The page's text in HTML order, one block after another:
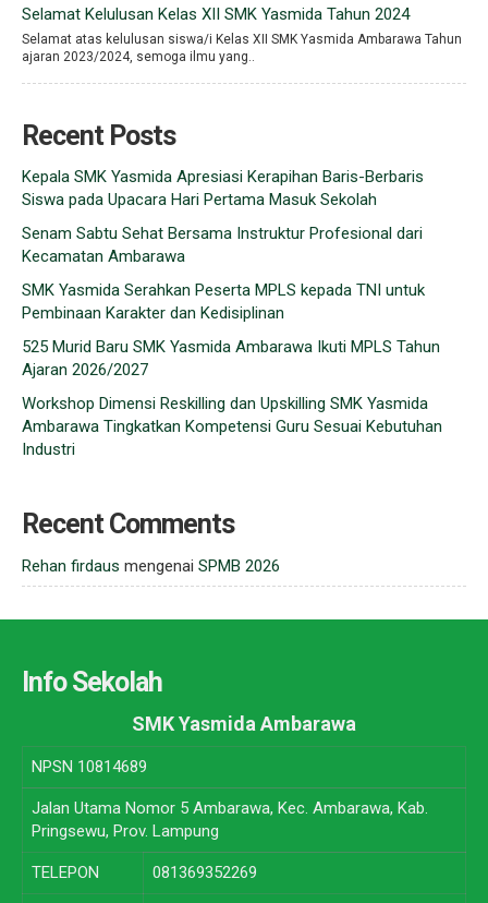
Selamat Kelulusan Kelas XII SMK Yasmida Tahun 2024
Selamat atas kelulusan siswa/i Kelas XII SMK Yasmida Ambarawa Tahun
ajaran 2023/2024, semoga ilmu yang..
Recent Posts
Kepala SMK Yasmida Apresiasi Kerapihan Baris-Berbaris
Siswa pada Upacara Hari Pertama Masuk Sekolah
Senam Sabtu Sehat Bersama Instruktur Profesional dari
Kecamatan Ambarawa
SMK Yasmida Serahkan Peserta MPLS kepada TNI untuk
Pembinaan Karakter dan Kedisiplinan
525 Murid Baru SMK Yasmida Ambarawa Ikuti MPLS Tahun
Ajaran 2026/2027
Workshop Dimensi Reskilling dan Upskilling SMK Yasmida
Ambarawa Tingkatkan Kompetensi Guru Sesuai Kebutuhan
Industri
Recent Comments
Rehan firdaus mengenai SPMB 2026
Info Sekolah
SMK Yasmida Ambarawa
NPSN 10814689
Jalan Utama Nomor 5 Ambarawa, Kec. Ambarawa, Kab.
Pringsewu, Prov. Lampung
TELEPON 081369352269